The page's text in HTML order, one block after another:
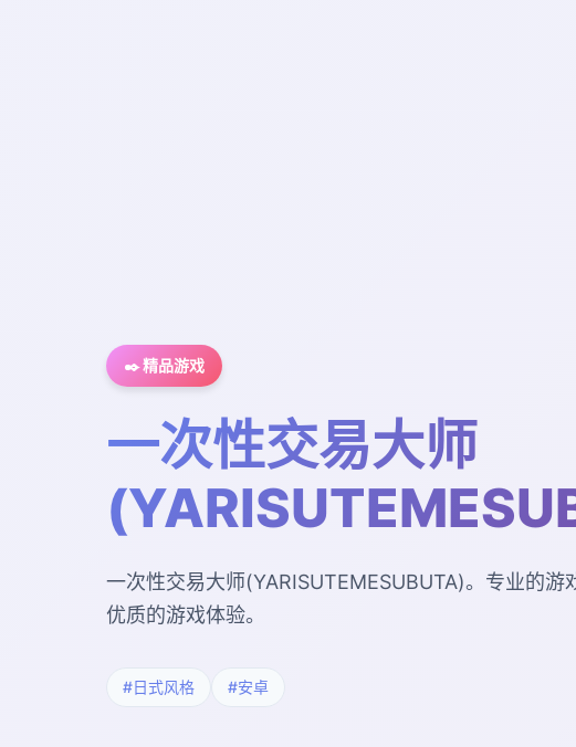
✒️ 精品游戏
一次性交易大师
一次性交易大师(YARISUTEMESUBUTA)。专业的游
优质的游戏体验。
#日式风格 #安卓